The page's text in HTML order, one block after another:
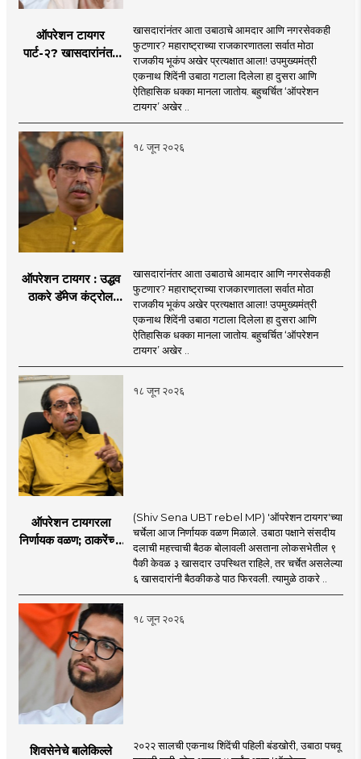
ऑपरेशन टायगर
पार्ट-२? खासदारांनंतर
खासदारांनंतर आता उबाठाचे आमदार आणि नगरसेवकही
फुटणार? महाराष्ट्राच्या राजकारणातला सर्वात मोठा
राजकीय भूकंप अखेर प्रत्यक्षात आला! उपमुख्यमंत्री
एकनाथ शिंदेंनी उबाठा गटाला दिलेला हा दुसरा आणि
ऐतिहासिक धक्का मानला जातोय. बहुचर्चित ‘ऑपरेशन
टायगर’ अखेर ..
१८ जून २०२६
ऑपरेशन टायगर : उद्धव
ठाकरे डॅमेज कंट्रोल
शिंदेंकडे जाण्याच्या चर्चा
सुरू
खासदारांनंतर आता उबाठाचे आमदार आणि नगरसेवकही
फुटणार? महाराष्ट्राच्या राजकारणातला सर्वात मोठा
राजकीय भूकंप अखेर प्रत्यक्षात आला! उपमुख्यमंत्री
एकनाथ शिंदेंनी उबाठा गटाला दिलेला हा दुसरा आणि
ऐतिहासिक धक्का मानला जातोय. बहुचर्चित ‘ऑपरेशन
टायगर’ अखेर ..
१८ जून २०२६
ऑपरेशन टायगरला
निर्णायक वळण; ठाकरेंच्या
विलीन होण्याचा प्रस्ताव?
(Shiv Sena UBT rebel MP) 'ऑपरेशन टायगर'च्या
चर्चेला आज निर्णायक वळण मिळाले. उबाठा पक्षाने संसदीय
दलाची महत्त्वाची बैठक बोलावली असताना लोकसभेतील ९
पैकी केवळ ३ खासदार उपस्थित राहिले, तर चर्चेत असलेल्या
६ खासदारांनी बैठकीकडे पाठ फिरवली. त्यामुळे ठाकरे ..
१८ जून २०२६
शिवसेनेचे बालेकिल्ले
२०२२ सालची एकनाथ शिंदेंची पहिली बंडखोरी, उबाठा पचवू